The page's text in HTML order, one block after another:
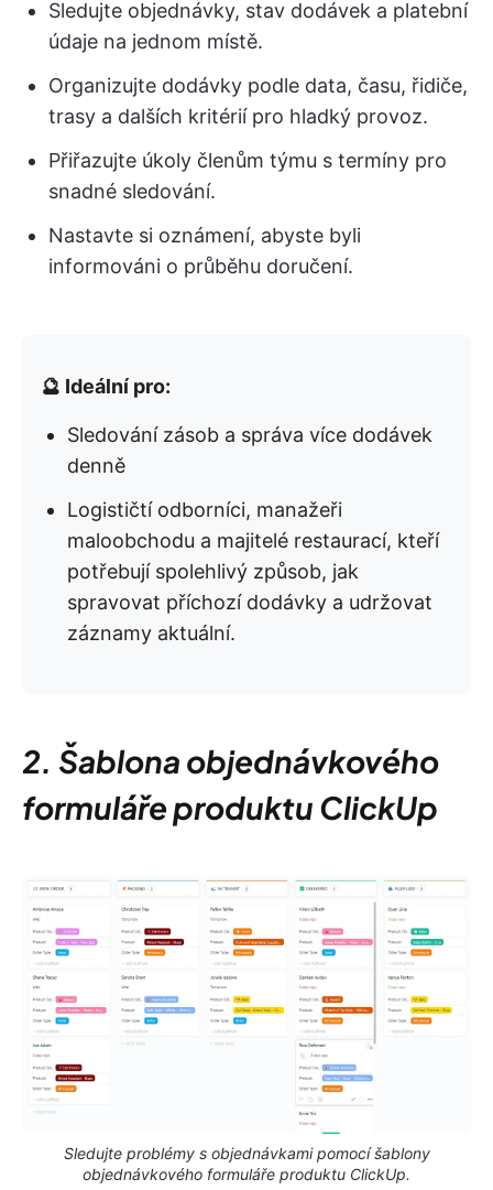
Sledujte objednávky, stav dodávek a platební
údaje na jednom místě.
Organizujte dodávky podle data, času, řidiče,
trasy a dalších kritérií pro hladký provoz.
Přiřazujte úkoly členům týmu s termíny pro
snadné sledování.
Nastavte si oznámení, abyste byli
informováni o průběhu doručení.
🔮 Ideální pro:
Sledování zásob a správa více dodávek
denně
Logističtí odborníci, manažeři
maloobchodu a majitelé restaurací, kteří
potřebují spolehlivý způsob, jak
spravovat příchozí dodávky a udržovat
záznamy aktuální.
2. Šablona objednávkového
formuláře produktu ClickUp
Sledujte problémy s objednávkami pomocí šablony
objednávkového formuláře produktu ClickUp.